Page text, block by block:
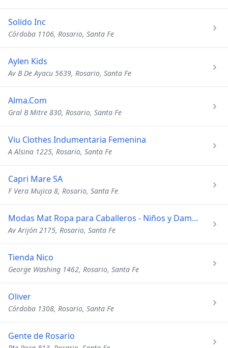
Solido Inc
Córdoba 1106, Rosario, Santa Fe
Aylen Kids
Av B De Ayacu 5639, Rosario, Santa Fe
Alma.Com
Gral B Mitre 830, Rosario, Santa Fe
Viu Clothes Indumentaria Femenina
A Alsina 1225, Rosario, Santa Fe
Capri Mare SA
F Vera Mujica 8, Rosario, Santa Fe
Modas Mat Ropa para Caballeros - Niños y Damas
Av Arijón 2175, Rosario, Santa Fe
Tienda Nico
George Washing 1462, Rosario, Santa Fe
Oliver
Córdoba 1308, Rosario, Santa Fe
Gente de Rosario